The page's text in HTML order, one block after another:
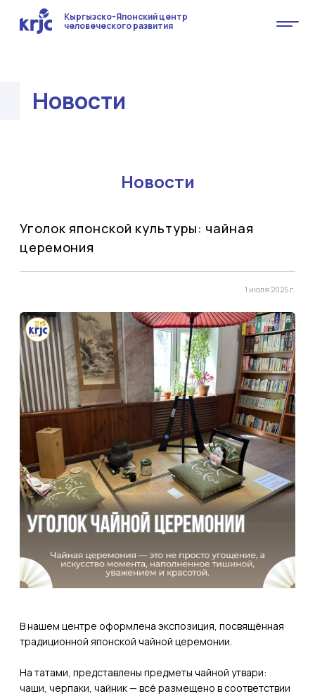
Кыргызско-Японский центр
человеческого развития
Новости
Новости
Уголок японской культуры: чайная
церемония
1 июля 2025 г.
В нашем центре оформлена экспозиция, посвящённая
традиционной японской чайной церемонии.
На татами, представлены предметы чайной утвари:
чаши, черпаки, чайник — всё размещено в соответствии